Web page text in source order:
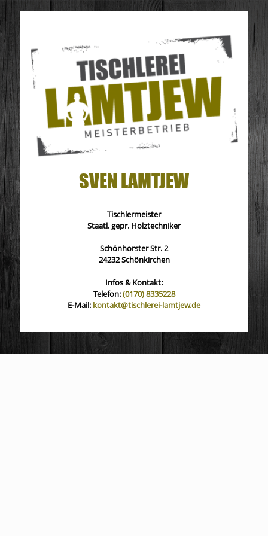
SVEN LAMTJEW
Tischlermeister
Staatl. gepr. Holztechniker
Schönhorster Str. 2
24232 Schönkirchen
Infos & Kontakt:
Telefon:(0170) 8335228
E-Mail: kontakt@tischlerei-lamtjew.de